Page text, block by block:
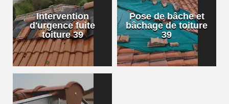
Intervention
d'urgence fuite
toiture 39
Pose de bâche et
bâchage de toiture
39